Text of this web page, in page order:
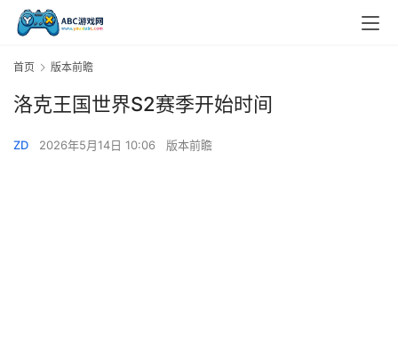
首页 版本前瞻
洛克王国世界S2赛季开始时间
ZD 2026年5月14日 10:06 版本前瞻